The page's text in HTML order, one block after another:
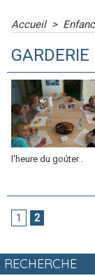
Accueil >
GARDERIE
l'heure du goûter .
1 2
RECHERCHE